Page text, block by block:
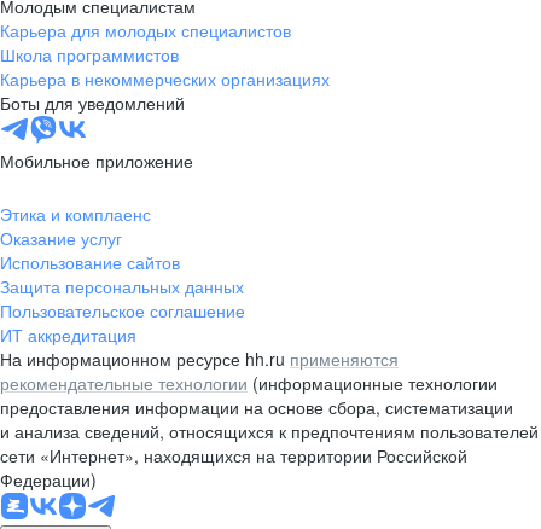
Молодым специалистам
Карьера для молодых специалистов
Школа программистов
Карьера в некоммерческих организациях
Боты для уведомлений
Мобильное приложение
Этика и комплаенс
Оказание услуг
Использование сайтов
Защита персональных данных
Пользовательское соглашение
ИТ аккредитация
На информационном ресурсе hh.ru применяются
рекомендательные технологии (информационные технологии
предоставления информации на основе сбора, систематизации
и анализа сведений, относящихся к предпочтениям пользователей
сети «Интернет», находящихся на территории Российской
Федерации)